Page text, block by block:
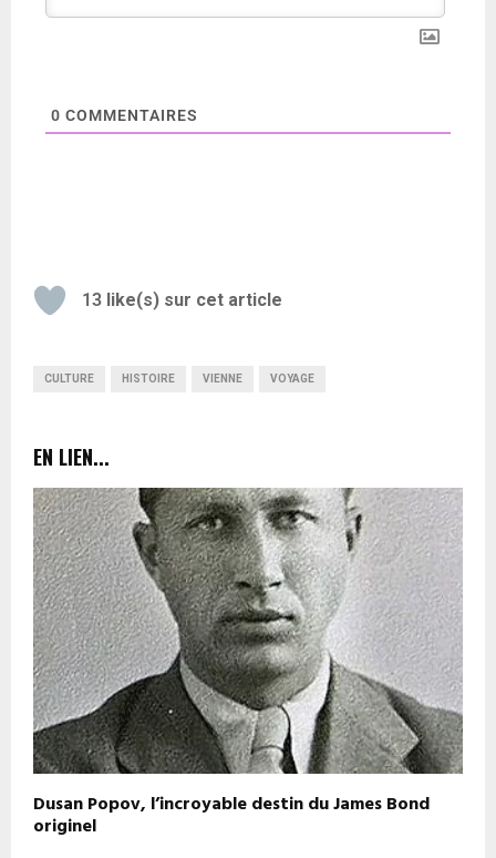
0 COMMENTAIRES
13 like(s) sur cet article
CULTURE HISTOIRE VIENNE VOYAGE
EN LIEN...
Dusan Popov, l’incroyable destin du James Bond
originel